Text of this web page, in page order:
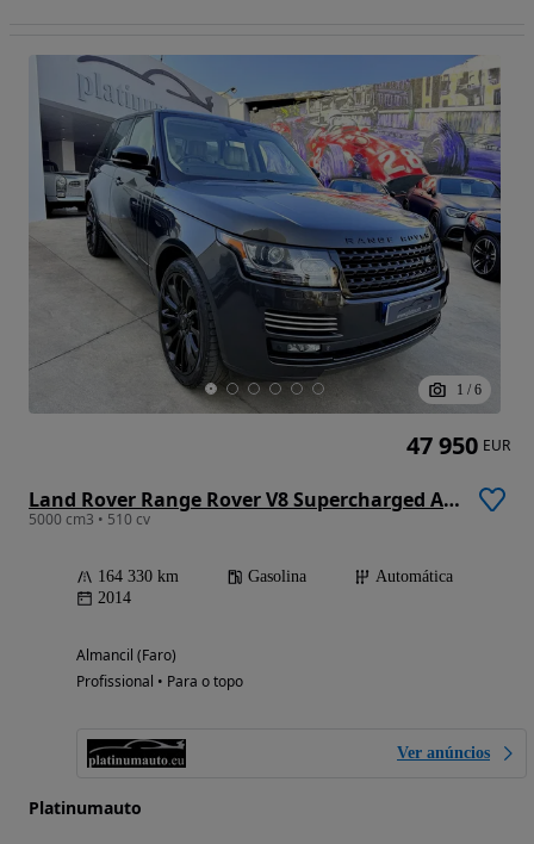
1 / 6
Land Rover Range Rover V8 Supercharged Autobiography Black
5000 cm3 • 510 cv
164 330 km Gasolina
Automática
2014
Almancil (Faro)
Profissional • Para o topo
Ver anúncios
Platinumauto
47 950 EUR